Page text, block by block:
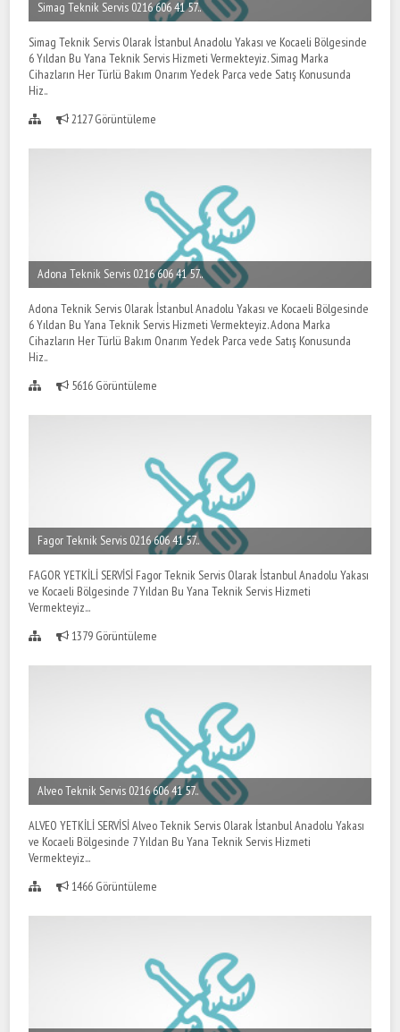
Simag Teknik Servis 0216 606 41 57..
Simag Teknik Servis Olarak İstanbul Anadolu Yakası ve Kocaeli Bölgesinde
6 Yıldan Bu Yana Teknik Servis Hizmeti Vermekteyiz. Simag Marka
Cihazların Her Türlü Bakım Onarım Yedek Parca vede Satış Konusunda
Hiz..
2127 Görüntüleme
Adona Teknik Servis 0216 606 41 57..
Adona Teknik Servis Olarak İstanbul Anadolu Yakası ve Kocaeli Bölgesinde
6 Yıldan Bu Yana Teknik Servis Hizmeti Vermekteyiz. Adona Marka
Cihazların Her Türlü Bakım Onarım Yedek Parca vede Satış Konusunda
Hiz..
5616 Görüntüleme
Fagor Teknik Servis 0216 606 41 57..
FAGOR YETKİLİ SERVİSİ Fagor Teknik Servis Olarak İstanbul Anadolu Yakası
ve Kocaeli Bölgesinde 7 Yıldan Bu Yana Teknik Servis Hizmeti
Vermekteyiz...
1379 Görüntüleme
Alveo Teknik Servis 0216 606 41 57..
ALVEO YETKİLİ SERVİSİ Alveo Teknik Servis Olarak İstanbul Anadolu Yakası
ve Kocaeli Bölgesinde 7 Yıldan Bu Yana Teknik Servis Hizmeti
Vermekteyiz...
1466 Görüntüleme